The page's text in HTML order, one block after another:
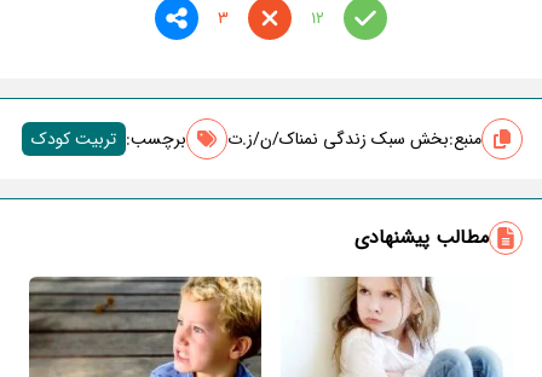
12
3
منبع:بخش سبک زندگی نمناک/ن/ز.ت برچسب‌: تربیت کودک
مطالب پیشنهادی